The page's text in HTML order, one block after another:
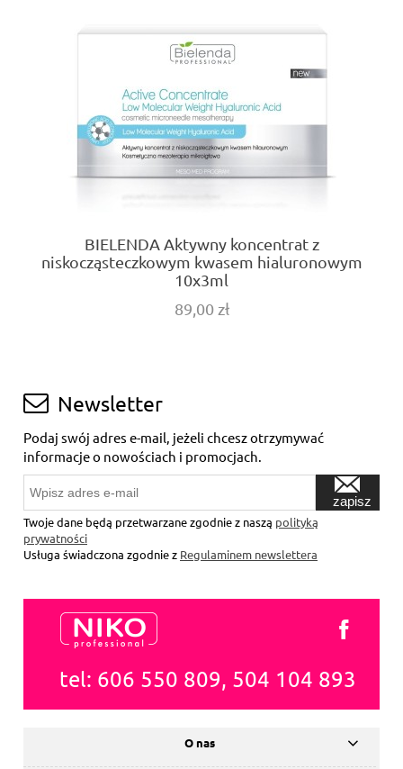
BIELENDA Aktywny koncentrat z
niskocząsteczkowym kwasem hialuronowym
10x3ml
89,00 zł
Newsletter
Podaj swój adres e-mail, jeżeli chcesz otrzymywać
informacje o nowościach i promocjach.
zapisz
Twoje dane będą przetwarzane zgodnie z naszą polityką
prywatności
Usługa świadczona zgodnie z Regulaminem newslettera
tel: 606 550 809, 504 104 893
O nas